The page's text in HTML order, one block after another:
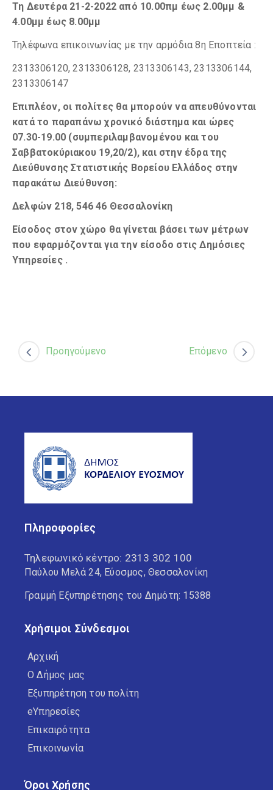
Τη Δευτέρα 21-2-2022 από 10.00πμ έως 2.00μμ &
4.00μμ έως 8.00μμ
Τηλέφωνα επικοινωνίας με την αρμόδια 8η Εποπτεία :
2313306120, 2313306128, 2313306143, 2313306144,
2313306147
Επιπλέον, οι πολίτες θα μπορούν να απευθύνονται
κατά το παραπάνω χρονικό διάστημα και ώρες
07.30-19.00 (συμπεριλαμβανομένου και του
Σαββατοκύριακου 19,20/2), και στην έδρα της
Διεύθυνσης Στατιστικής Βορείου Ελλάδος στην
παρακάτω Διεύθυνση:
Δελφών 218, 546 46 Θεσσαλονίκη
Είσοδος στον χώρο θα γίνεται βάσει των μέτρων
που εφαρμόζονται για την είσοδο στις Δημόσιες
Υπηρεσίες .
Προηγούμενο Επόμενο
Πληροφορίες
Τηλεφωνικό κέντρο: 2313 302 100
Παύλου Μελά 24, Εύοσμος, Θεσσαλονίκη
Γραμμή Εξυπηρέτησης του Δημότη: 15388
Χρήσιμοι Σύνδεσμοι
Αρχική
Ο Δήμος μας
Εξυπηρέτηση του πολίτη
eΥπηρεσίες
Επικαιρότητα
Επικοινωνία
Όροι Χρήσης